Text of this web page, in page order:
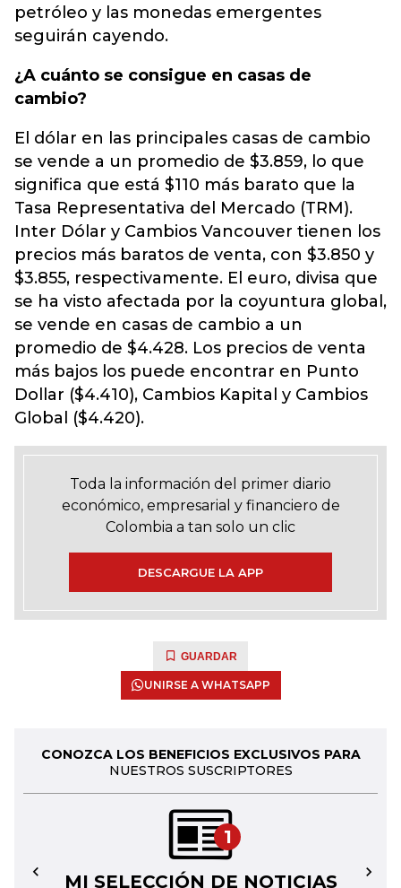
petróleo y las monedas emergentes
seguirán cayendo.
¿A cuánto se consigue en casas de
cambio?
El dólar en las principales casas de cambio
se vende a un promedio de $3.859, lo que
significa que está $110 más barato que la
Tasa Representativa del Mercado (TRM).
Inter Dólar y Cambios Vancouver tienen los
precios más baratos de venta, con $3.850 y
$3.855, respectivamente. El euro, divisa que
se ha visto afectada por la coyuntura global,
se vende en casas de cambio a un
promedio de $4.428. Los precios de venta
más bajos los puede encontrar en Punto
Dollar ($4.410), Cambios Kapital y Cambios
Global ($4.420).
Toda la información del primer diario
económico, empresarial y financiero de
Colombia a tan solo un clic
DESCARGUE LA APP
GUARDAR
UNIRSE A WHATSAPP
CONOZCA LOS BENEFICIOS EXCLUSIVOS PARA
NUESTROS SUSCRIPTORES
1
MI SELECCIÓN DE NOTICIAS
← →